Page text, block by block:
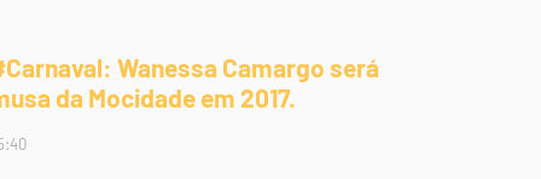
Wanessa Camargo será
da Mocidade em 2017.